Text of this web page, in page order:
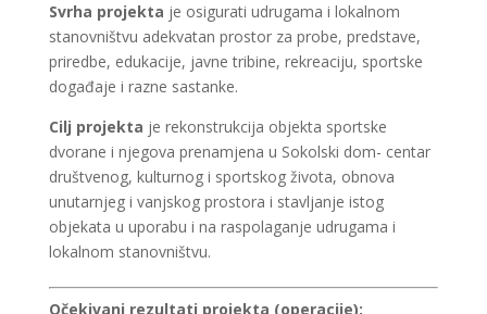
Svrha projekta je osigurati udrugama i lokalnom
stanovništvu adekvatan prostor za probe, predstave,
priredbe, edukacije, javne tribine, rekreaciju, sportske
događaje i razne sastanke.
Cilj projekta je rekonstrukcija objekta sportske
dvorane i njegova prenamjena u Sokolski dom- centar
društvenog, kulturnog i sportskog života, obnova
unutarnjeg i vanjskog prostora i stavljanje istog
objekata u uporabu i na raspolaganje udrugama i
lokalnom stanovništvu.
Očekivani rezultati projekta (operacije):